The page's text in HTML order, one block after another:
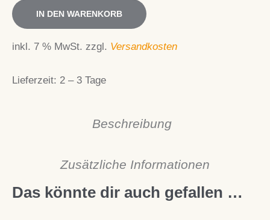
Winzerdip
Menge
IN DEN WARENKORB
inkl. 7 % MwSt. zzgl. Versandkosten
Lieferzeit: 2 – 3 Tage
Beschreibung
Zusätzliche Informationen
Das könnte dir auch gefallen …